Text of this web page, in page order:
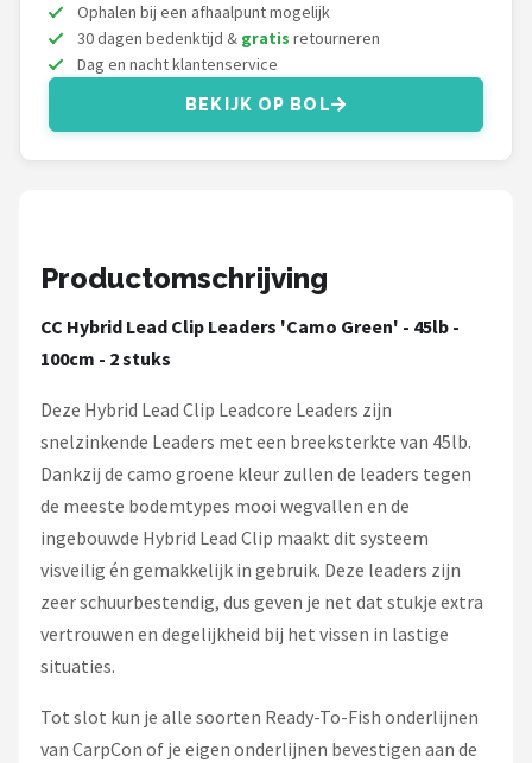
Gamakatsu
Mikado
Alle merken →
Ophalen bij een afhaalpunt mogelijk
30 dagen bedenktijd & gratis retourneren
Dag en nacht klantenservice
BEKIJK OP BOL
Productomschrijving
CC Hybrid Lead Clip Leaders 'Camo Green' - 45lb -
100cm - 2 stuks
Deze Hybrid Lead Clip Leadcore Leaders zijn
snelzinkende Leaders met een breeksterkte van 45lb.
Dankzij de camo groene kleur zullen de leaders tegen
de meeste bodemtypes mooi wegvallen en de
ingebouwde Hybrid Lead Clip maakt dit systeem
visveilig én gemakkelijk in gebruik. Deze leaders zijn
zeer schuurbestendig, dus geven je net dat stukje extra
vertrouwen en degelijkheid bij het vissen in lastige
situaties.
Tot slot kun je alle soorten Ready-To-Fish onderlijnen
van CarpCon of je eigen onderlijnen bevestigen aan de